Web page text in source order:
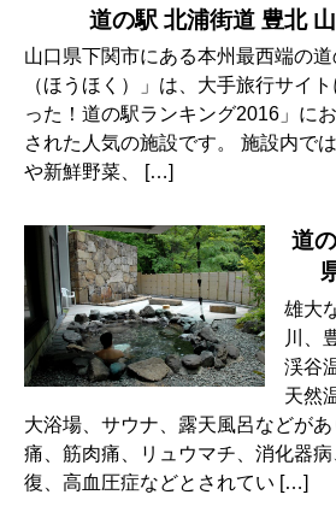
道の駅 北浦街道 豊北
山口県下関市にある本州最西端の
（ほうほく）」は、大手旅行サイ
った！道の駅ランキング2016」に
された人気の施設です。 施設内で
や新鮮野菜、 […]
道
雄大
川、
渓谷
天然
大浴場、サウナ、露天風呂などが
痛、筋肉痛、リュウマチ、消化器
復、高血圧症などとされてい […]